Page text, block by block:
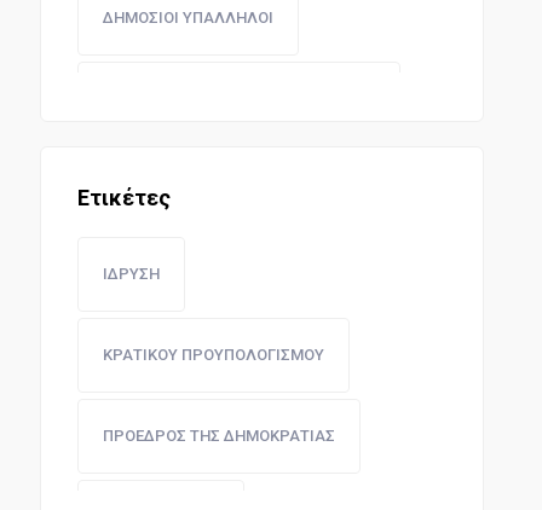
ΔΗΜΟΣΙΟΙ ΥΠΑΛΛΗΛΟΙ
Ετικέτες
ΙΔΡΥΣΗ
ΚΡΑΤΙΚΟΥ ΠΡΟΥΠΟΛΟΓΙΣΜΟΥ
ΠΡΟΕΔΡΟΣ ΤΗΣ ΔΗΜΟΚΡΑΤΙΑΣ